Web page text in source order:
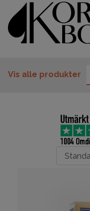
Vis alle produkter